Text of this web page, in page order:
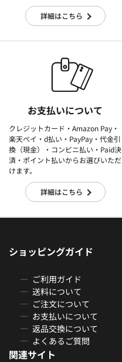
詳細はこちら
お支払いについて
クレジットカード・Amazon Pay・
楽天ぺイ・d払い・PayPay・代金引
換（現金）・コンビニ払い・Paid決
済・ポイント払いからお選びいただ
けます。
詳細はこちら
ショッピングガイド
ご利用ガイド
送料について
ご注文について
お支払いについて
返品交換について
よくあるご質問
関連サイト